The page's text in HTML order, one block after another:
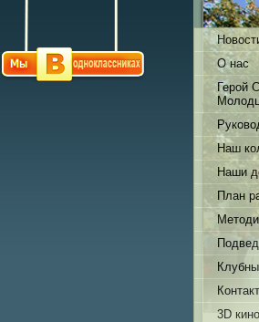
Пятница,
О нас
Герой
Наш
Наши
План
3D